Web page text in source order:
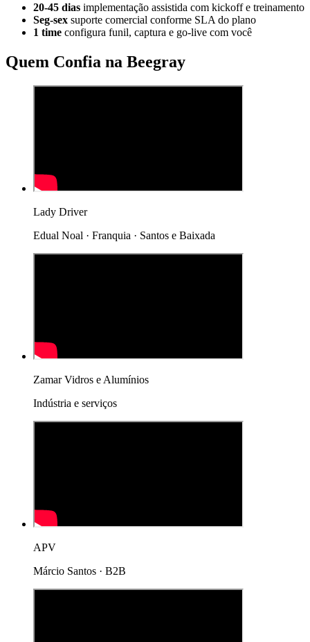
20-45 dias implementação assistida com kickoff e treinamento
Seg-sex suporte comercial conforme SLA do plano
1 time configura funil, captura e go-live com você
Quem Confia na Beegray
Lady Driver
Edual Noal · Franquia · Santos e Baixada
Zamar Vidros e Alumínios
Indústria e serviços
APV
Márcio Santos · B2B